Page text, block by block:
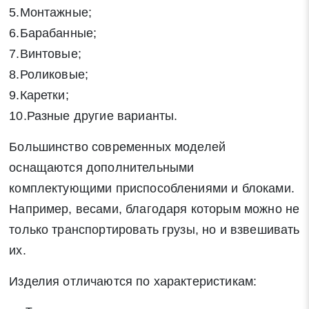
5.Монтажные;
6.Барабанные;
7.Винтовые;
8.Роликовые;
9.Каретки;
10.Разные другие варианты.
Большинство современных моделей
оснащаются дополнительными
комплектующими приспособлениями и блоками.
Например, весами, благодаря которым можно не
только транспортировать грузы, но и взвешивать
их.
Изделия отличаются по характеристикам: